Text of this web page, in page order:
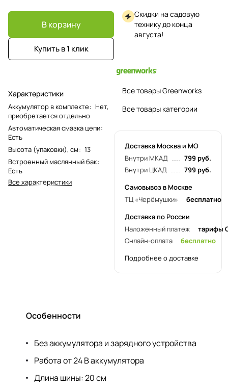
В корзину
Купить в 1 клик
Характеристики
Аккумулятор в комплекте: Нет,
приобретается отдельно
Автоматическая смазка цепи:
Есть
Высота (упаковки), см: 13
Встроенный маслянный бак:
Есть
Все характеристики
Скидки на садовую
технику до конца
августа!
Все товары Greenworks
Все товары категории
Доставка Москва и МО
Внутри МКАД
799 руб.
Внутри ЦКАД
799 руб.
Самовывоз в Москве
ТЦ «Черёмушки»
бесплатно
Доставка по России
Наложенный платеж
тарифы
Онлайн-оплата
бесплатно
Подробнее о доставке
Особенности
Без аккумулятора и зарядного устройства
Работа от 24 В аккумулятора
Длина шины: 20 см